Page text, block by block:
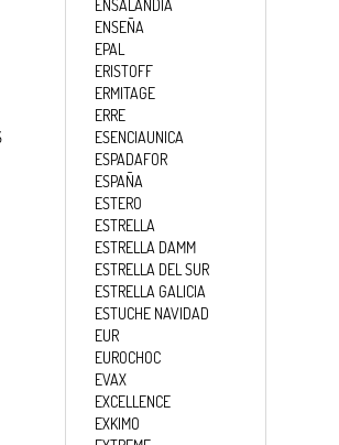
ENSALANDIA
ENSEÑA
EPAL
ERISTOFF
ERMITAGE
ERRE
ESENCIAUNICA
ESPADAFOR
ESPAÑA
ESTERO
ESTRELLA
ESTRELLA DAMM
ESTRELLA DEL SUR
ESTRELLA GALICIA
ESTUCHE NAVIDAD
EUR
EUROCHOC
EVAX
EXCELLENCE
EXKIMO